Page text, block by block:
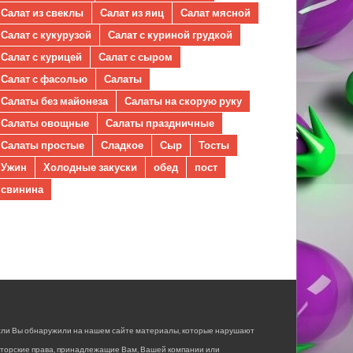
Салат из свеклы Салат из яиц
Салат мясной
Салат с кукурузой
Салат с куриной грудкой
Салат с курицей
Салат с сыром
Салат с фасолью
Салаты
Салаты без майонеза
Салаты на скорую руку
Салаты овощные
Салаты праздничные
Салаты простые
Сладкое Сыр
Тосты
Ужин
Холодные закуски обед
пост
свинина
Вы обнаружили на нашем сайте материалы, которые нарушают
права, принадлежащие Вам, Вашей компании или